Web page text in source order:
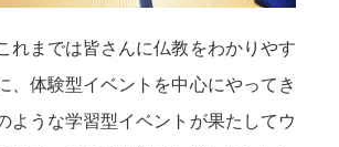
れまでは皆さんに仏教をわかりやす
、体験型イベントを中心にやってき
ような学習型イベントが果たしてウ